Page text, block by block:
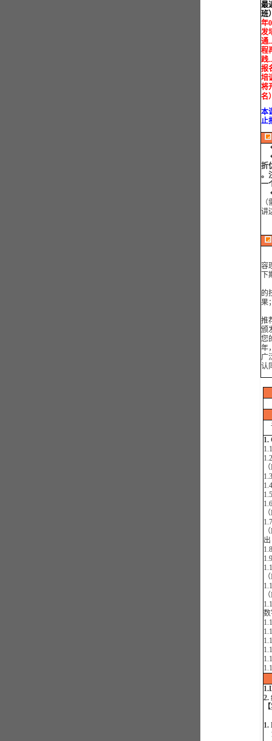
最
班
年
发
通
程
践
报
培
将
名
本
止
折
。
一
讲
容
的
果
推
颁
您
年
广
认
1.
2.
1.